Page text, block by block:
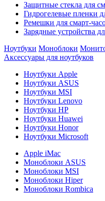
Защитные стекла для
Гидрогелевые пленки
Ремешки для смарт-
Зарядные устройства
Ноутбуки Моноблоки
Аксессуары для ноутбуков
Ноутбуки Apple
Ноутбуки ASUS
Ноутбуки MSI
Ноутбуки Lenovo
Ноутбуки HP
Ноутбуки Huawei
Ноутбуки Honor
Ноутбуки Microsoft
Apple iMac
Моноблоки ASUS
Моноблоки MSI
Моноблоки Hiper
Моноблоки Rombica